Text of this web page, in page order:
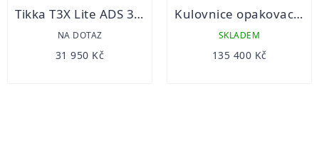
Tikka T3X Lite ADS 308 Win kulovnice opakovací
NA DOTAZ
31 950 Kč
Kulovnice opakovací Blaser R8 Standard black
SKLADEM
135 400 Kč